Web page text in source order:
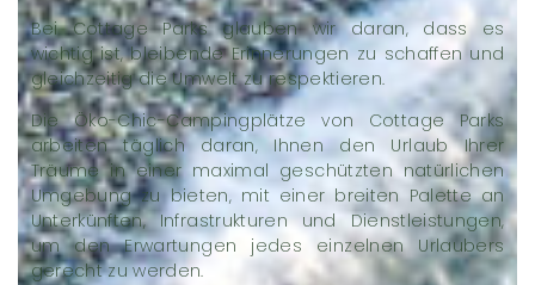
Bei Cottage Parks glauben wir daran, dass es
wichtig ist, bleibende Erinnerungen zu schaffen und
gleichzeitig die Umwelt zu respektieren.
Die Öko-Chic-Campingplätze von Cottage Parks
arbeiten täglich daran, Ihnen den Urlaub Ihrer
Träume in einer maximal geschützten natürlichen
Umgebung zu bieten, mit einer breiten Palette an
Unterkünften, Infrastrukturen und Dienstleistungen,
um den Erwartungen jedes einzelnen Urlaubers
gerecht zu werden.